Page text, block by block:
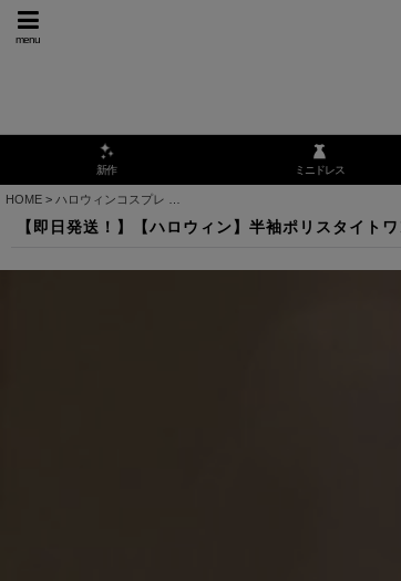
menu
新作 ミニドレス
HOME > ハロウィンコスプレ
【即日発送！】【ハロウィン】半袖ポリスタイ